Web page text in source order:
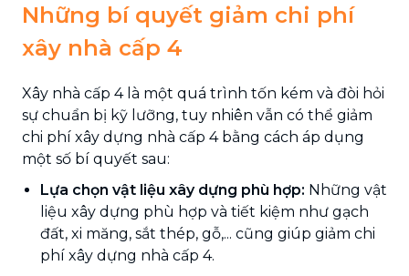
Những bí quyết giảm chi phí
xây nhà cấp 4
Xây nhà cấp 4 là một quá trình tốn kém và đòi hỏi
sự chuẩn bị kỹ lưỡng, tuy nhiên vẫn có thể giảm
chi phí xây dựng nhà cấp 4 bằng cách áp dụng
một số bí quyết sau:
Lựa chọn vật liệu xây dựng phù hợp: Những vật
liệu xây dựng phù hợp và tiết kiệm như gạch
đất, xi măng, sắt thép, gỗ,... cũng giúp giảm chi
phí xây dựng nhà cấp 4.